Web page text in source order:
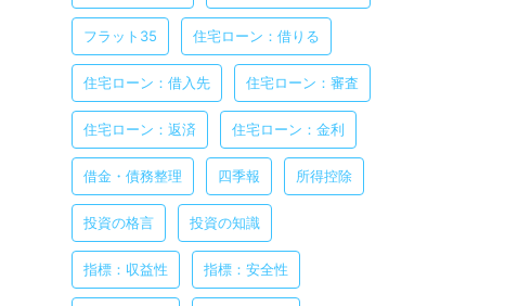
フラット35 住宅ローン：借りる
住宅ローン：借入先 住宅ローン：審査
住宅ローン：返済 住宅ローン：金利
借金・債務整理 四季報 所得控除
投資の格言 投資の知識
指標：収益性 指標：安全性